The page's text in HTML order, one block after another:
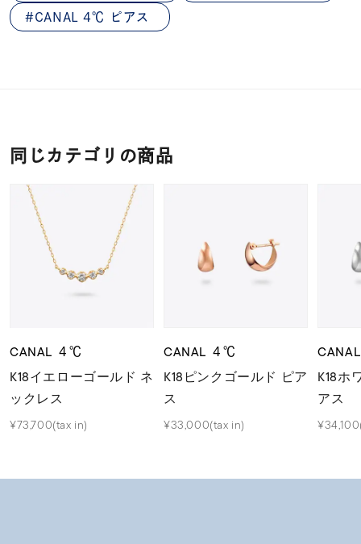
CANAL 4℃ ピアス
同じカテゴリの商品
CANAL ４℃
K18イエローゴールド ネ
ックレス
¥73,700(tax in)
CANAL ４℃
K18ピンクゴールド ピア
ス
¥33,000(tax in)
K18ホ
アス